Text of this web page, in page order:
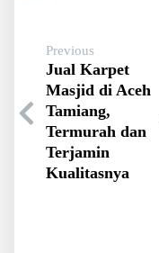
Previous
Jual Karpet
Masjid di Aceh
Tamiang,
Termurah dan
Terjamin
Kualitasnya